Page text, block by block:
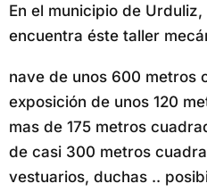
En el municipio de
encuentra éste taller
nave de unos 600 metros
exposición de unos 120
mas de 175 metros
de casi 300 metros
vestuarios, duchas ..